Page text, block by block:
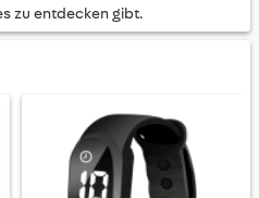
zu entdecken gibt.